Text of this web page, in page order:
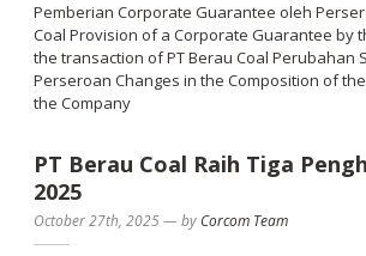
Pemberian Corporate Guarantee oleh
Coal Provision of a Corporate Guarantee by
the transaction of PT Berau Coal Perubahan
Perseroan Changes in the Composition of
the Company
PT Berau Coal Raih Tiga
2025
October 27th, 2025— by Corcom Team